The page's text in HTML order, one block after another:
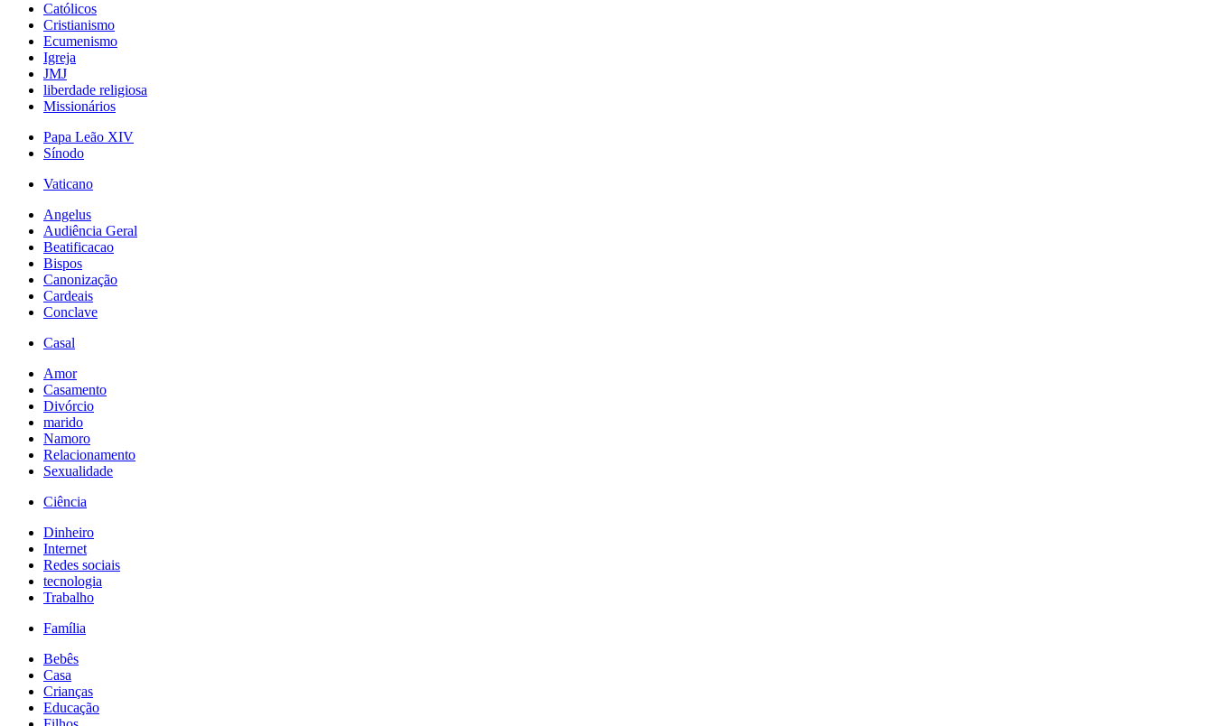
Católicos
Cristianismo
Ecumenismo
Igreja
JMJ
liberdade religiosa
Missionários
Papa Leão XIV
Sínodo
Vaticano
Angelus
Audiência Geral
Beatificacao
Bispos
Canonização
Cardeais
Conclave
Casal
Amor
Casamento
Divórcio
marido
Namoro
Relacionamento
Sexualidade
Ciência
Dinheiro
Internet
Redes sociais
tecnologia
Trabalho
Família
Bebês
Casa
Crianças
Educação